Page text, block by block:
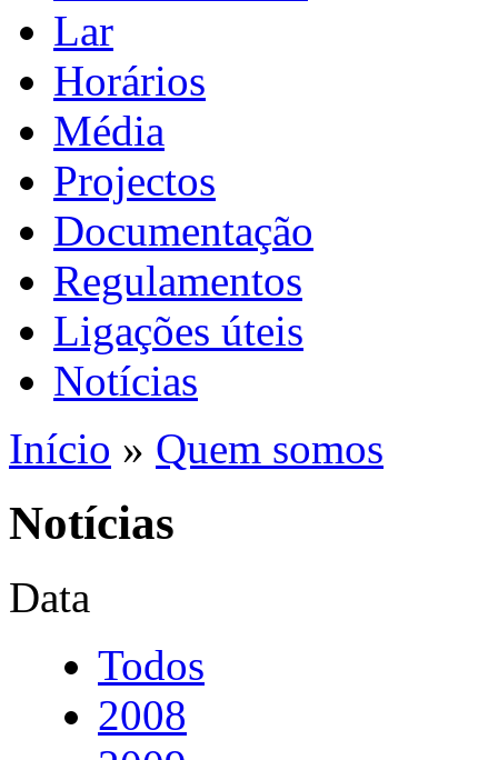
Lar
Horários
Média
Projectos
Documentação
Regulamentos
Ligações úteis
Notícias
Início » Quem somos
Notícias
Data
Todos
2008